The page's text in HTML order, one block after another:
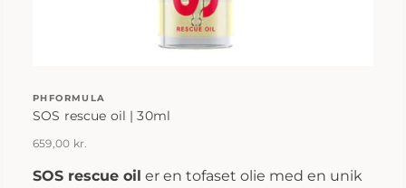
PHFORMULA
SOS rescue oil | 30ml
659,00 kr.
SOS rescue oil er en tofaset olie med en unik